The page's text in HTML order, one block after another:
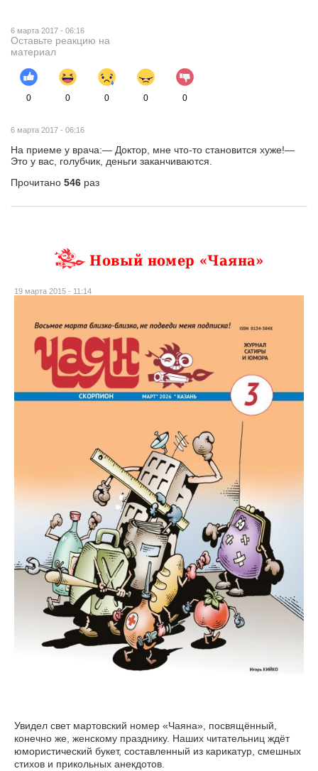
6 марта 2017 - 06:16
Оставьте реакцию на
материал
0 0 0 0 0
6 марта 2017 - 06:16
На приеме у врача:— Доктор, мне что-то становится хуже!—
Это у вас, голубчик, деньги заканчиваются.
Прочитано 546 раз
Новый номер «Чаяна»
19 марта 2015 - 11:14
Увидел свет мартовский номер «Чаяна», посвящённый,
конечно же, женскому празднику. Наших читательниц ждёт
юмористический букет, составленный из карикатур, смешных
стихов и прикольных анекдотов.